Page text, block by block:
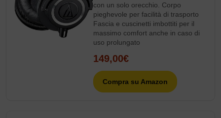
con un solo orecchio. Corpo
pieghevole per facilità di trasporto
Fascia e cuscinetti imbottiti per il
massimo comfort anche in caso di
uso prolungato
149,00€
Compra su Amazon